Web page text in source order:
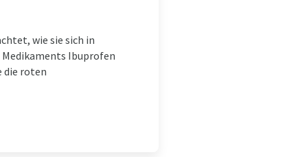
wie sie sich in
Ibuprofen
die roten